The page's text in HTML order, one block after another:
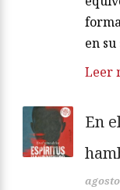
en
Leer
En
agosto